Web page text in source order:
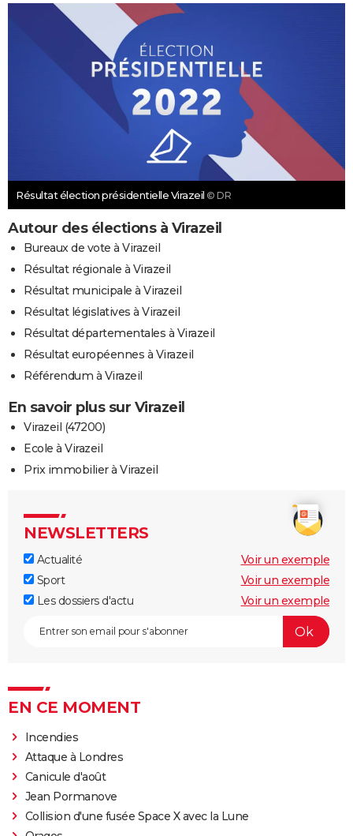
Résultat élection présidentielle Virazeil © DR
Autour des élections à Virazeil
Bureaux de vote à Virazeil
Résultat régionale à Virazeil
Résultat municipale à Virazeil
Résultat législatives à Virazeil
Résultat départementales à Virazeil
Résultat européennes à Virazeil
Référendum à Virazeil
En savoir plus sur Virazeil
Virazeil (47200)
Ecole à Virazeil
Prix immobilier à Virazeil
NEWSLETTERS
Actualité
Voir un exemple
Sport
Voir un exemple
Les dossiers d'actu
Voir un exemple
EN CE MOMENT
Incendies
Attaque à Londres
Canicule d'août
Jean Pormanove
Collision d'une fusée Space X avec la Lune